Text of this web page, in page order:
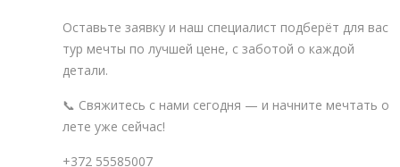
Оставьте заявку и наш специалист подберёт для вас
тур мечты по лучшей цене, с заботой о каждой
детали.
📞 Свяжитесь с нами сегодня — и начните мечтать о
лете уже сейчас!
+372 55585007